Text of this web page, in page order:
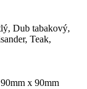
Dub tabakový,
Teak,
x 90mm